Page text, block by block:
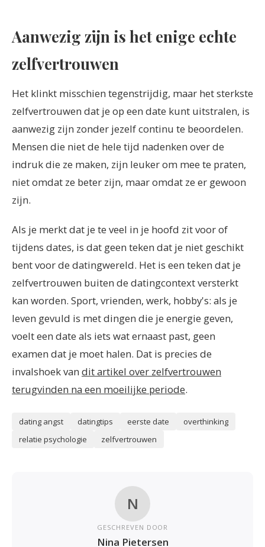
Aanwezig zijn is het enige echte
zelfvertrouwen
Het klinkt misschien tegenstrijdig, maar het sterkste
zelfvertrouwen dat je op een date kunt uitstralen, is
aanwezig zijn zonder jezelf continu te beoordelen.
Mensen die niet de hele tijd nadenken over de
indruk die ze maken, zijn leuker om mee te praten,
niet omdat ze beter zijn, maar omdat ze er gewoon
zijn.
Als je merkt dat je te veel in je hoofd zit voor of
tijdens dates, is dat geen teken dat je niet geschikt
bent voor de datingwereld. Het is een teken dat je
zelfvertrouwen buiten de datingcontext versterkt
kan worden. Sport, vrienden, werk, hobby's: als je
leven gevuld is met dingen die je energie geven,
voelt een date als iets wat ernaast past, geen
examen dat je moet halen. Dat is precies de
invalshoek van dit artikel over zelfvertrouwen
terugvinden na een moeilijke periode.
dating angst datingtips eerste date
overthinking
relatie psychologie
zelfvertrouwen
N
GESCHREVEN DOOR
Nina Pietersen